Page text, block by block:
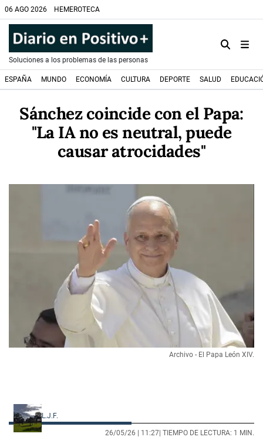
06 AGO 2026 HEMEROTECA
Soluciones a los problemas de las personas
ESPAÑA MUNDO ECONOMÍA CULTURA DEPORTE SALUD
Sánchez coincide con el Papa:
"La IA no es neutral, puede
causar atrocidades"
Archivo - El Papa León XIV.
L.J.F.
26/05/26 | 11:27 | TIEMPO DE LECTURA: 1 MIN.